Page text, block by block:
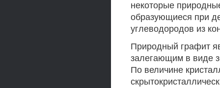
некоторые
образующиеся при
углеводородов из
Природный графит
залегающим в виде
По величине